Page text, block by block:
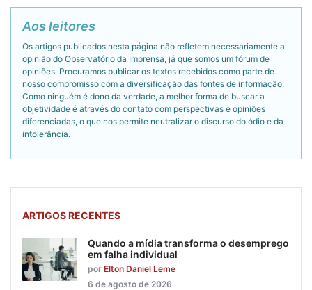
Aos leitores
Os artigos publicados nesta página não refletem necessariamente a
opinião do Observatório da Imprensa, já que somos um fórum de
opiniões. Procuramos publicar os textos recebidos como parte de
nosso compromisso com a diversificação das fontes de informação.
Como ninguém é dono da verdade, a melhor forma de buscar a
objetividade é através do contato com perspectivas e opiniões
diferenciadas, o que nos permite neutralizar o discurso do ódio e da
intolerância.
ARTIGOS RECENTES
Quando a mídia transforma o desemprego
em falha individual
por Elton Daniel Leme
6 de agosto de 2026